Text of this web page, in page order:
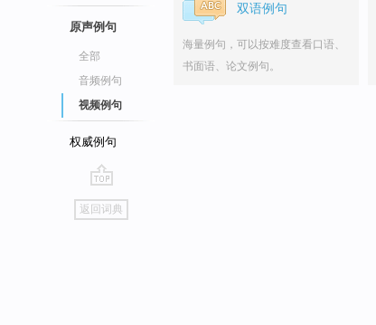
原声例句
全部
音频例句
视频例句
权威例句
go
top
返回词典
双语例句
海量例句，可以按难度查看口语、
书面语、论文例句。